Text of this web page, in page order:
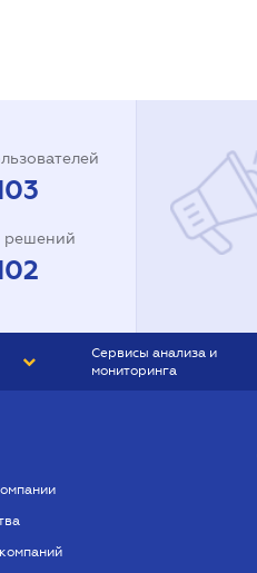
решений
Сервисы анализа и
мониторинга